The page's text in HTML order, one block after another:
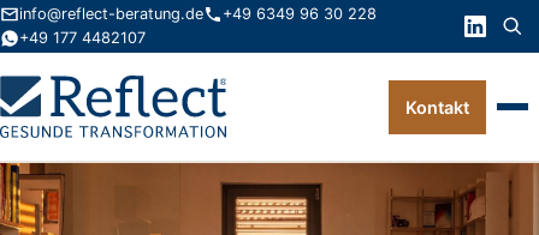
info@reflect-beratung.de
+49 6349 96 30 228
+49 177 4482107
Leistungen
Kontakt